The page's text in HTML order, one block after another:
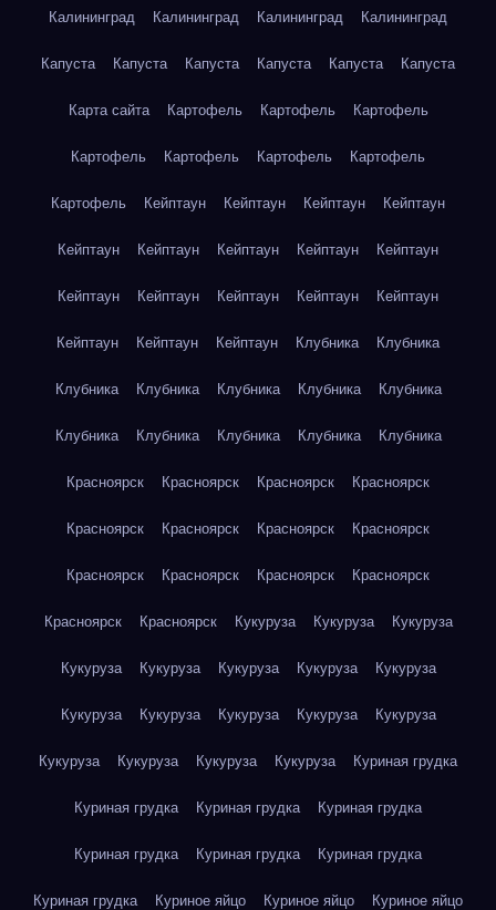
Калининград Калининград Калининград Калининград
Капуста Капуста Капуста Капуста Капуста Капуста
Карта сайта Картофель Картофель Картофель
Картофель Картофель Картофель Картофель
Картофель Кейптаун Кейптаун Кейптаун Кейптаун
Кейптаун Кейптаун Кейптаун Кейптаун Кейптаун
Кейптаун Кейптаун Кейптаун Кейптаун Кейптаун
Кейптаун Кейптаун Кейптаун Клубника Клубника
Клубника Клубника Клубника Клубника Клубника
Клубника Клубника Клубника Клубника Клубника
Красноярск Красноярск Красноярск Красноярск
Красноярск Красноярск Красноярск Красноярск
Красноярск Красноярск Красноярск Красноярск
Красноярск Красноярск Кукуруза Кукуруза Кукуруза
Кукуруза Кукуруза Кукуруза Кукуруза Кукуруза
Кукуруза Кукуруза Кукуруза Кукуруза Кукуруза
Кукуруза Кукуруза Кукуруза Кукуруза Куриная грудка
Куриная грудка Куриная грудка Куриная грудка
Куриная грудка Куриная грудка Куриная грудка
Куриная грудка Куриное яйцо Куриное яйцо Куриное яйцо